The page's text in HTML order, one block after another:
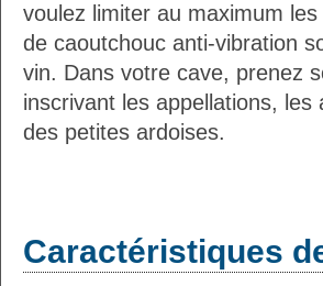
voulez limiter au maximum
de caoutchouc anti-vibration
vin. Dans votre cave, prenez
inscrivant les appellations,
des petites ardoises.
Caractéristiques